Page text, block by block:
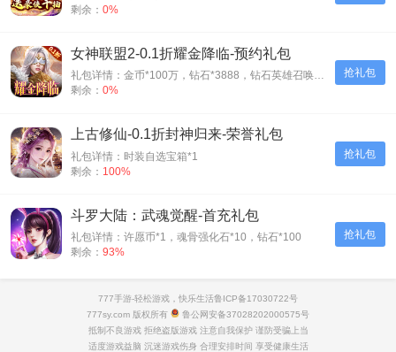
剩余： 0%
抢礼包
女神联盟2-0.1折耀金降临-预约礼包
礼包详情：金币*100万，钻石*3888，钻石英雄召唤券*5
剩余： 0%
抢礼包
上古修仙-0.1折封神归来-荣誉礼包
礼包详情：时装自选宝箱*1
剩余： 100%
抢礼包
斗罗大陆：武魂觉醒-首充礼包
礼包详情：许愿币*1，魂骨强化石*10，钻石*100
剩余： 93%
777手游-轻松游戏，快乐生活鲁ICP备17030722号
777sy.com 版权所有
鲁公网安备37028202000575号
抵制不良游戏 拒绝盗版游戏 注意自我保护 谨防受骗上当
适度游戏益脑 沉迷游戏伤身 合理安排时间 享受健康生活